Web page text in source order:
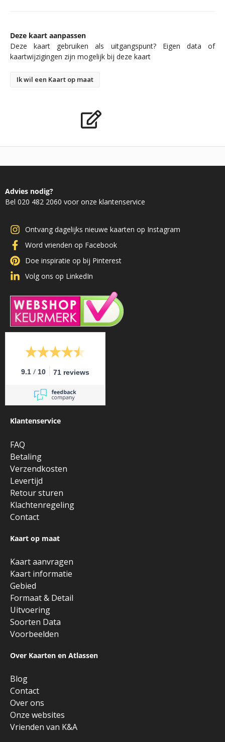
Deze kaart aanpassen
Deze kaart gebruiken als uitgangspunt? Eigen data of
kaartwijzigingen zijn mogelijk bij deze kaart
Ik wil een Kaart op maat
Advies nodig?
Bel 020 482 2060 voor onze klantenservice
Ontvang dagelijks nieuwe kaarten op Instagram
Word vrienden op Facebook
Doe inspiratie op bij Pinterest
Volg ons op LinkedIn
9.1 / 10 71 reviews
Klantenservice
FAQ
Betaling
Verzendkosten
Levertijd
Retour sturen
Klachtenregeling
Contact
Kaart op maat
Kaart aanvragen
Kaart informatie
Gebied
Formaat & Detail
Uitvoering
Soorten Data
Voorbeelden
Over Kaarten en Atlassen
Blog
Contact
Over ons
Onze websites
Vrienden van K&A